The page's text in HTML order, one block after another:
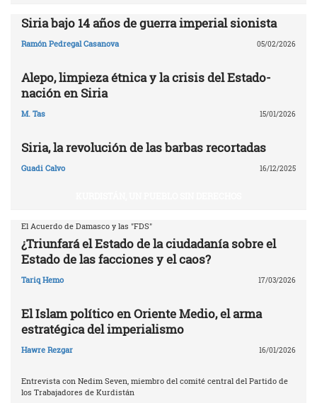
Siria bajo 14 años de guerra imperial sionista
Ramón Pedregal Casanova 05/02/2026
Alepo, limpieza étnica y la crisis del Estado-
nación en Siria
M. Tas 15/01/2026
Siria, la revolución de las barbas recortadas
Guadi Calvo 16/12/2025
El Acuerdo de Damasco y las "FDS"
¿Triunfará el Estado de la ciudadanía sobre el
Estado de las facciones y el caos?
Tariq Hemo 17/03/2026
El Islam político en Oriente Medio, el arma
estratégica del imperialismo
Hawre Rezgar 16/01/2026
Entrevista con Nedim Seven, miembro del comité central del Partido de
los Trabajadores de Kurdistán